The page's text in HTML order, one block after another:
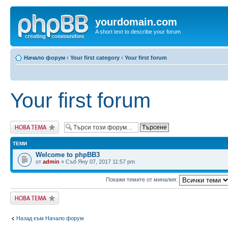
yourdomain.com
A short text to describe your forum
Начало форум ‹ Your first category ‹ Your first forum
Your first forum
Публикувай нова
тема
ТЕМИ
Welcome to phpBB3
от admin » Съб Яну 07, 2017 11:57 pm
Покажи темите от миналия:
Публикувай нова
тема
Назад към Начало форум